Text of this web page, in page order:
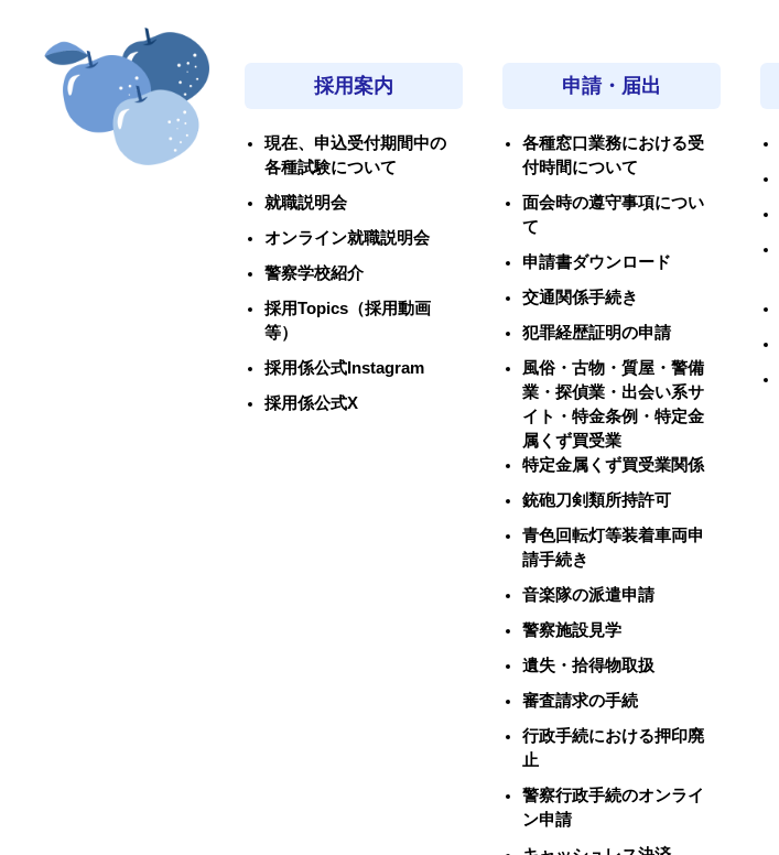
採用案内
現在、申込受付期間中の
各種試験について
就職説明会
オンライン就職説明会
警察学校紹介
採用Topics（採用動画
等）
採用係公式Instagram
採用係公式X
申請・届出
各種窓口業務における受
付時間について
面会時の遵守事項につい
て
申請書ダウンロード
交通関係手続き
犯罪経歴証明の申請
風俗・古物・質屋・警備
業・探偵業・出会い系サ
イト・特金条例・特定金
属くず買受業
特定金属くず買受業関係
銃砲刀剣類所持許可
青色回転灯等装着車両申
請手続き
音楽隊の派遣申請
警察施設見学
遺失・拾得物取扱
審査請求の手続
行政手続における押印廃
止
警察行政手続のオンライ
ン申請